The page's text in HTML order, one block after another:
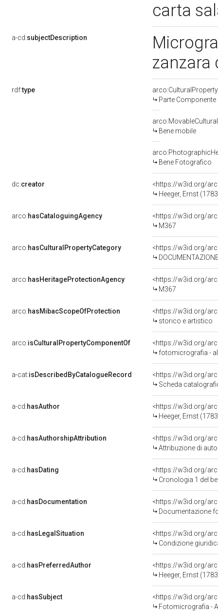
carta
a-cd:subjectDescription
zanzara
rdf:type
Parte Componente
Bene mobile
Bene Fotografico
dc:creator
<https://w3id.org/
Heeger, Ernst
arco:hasCataloguingAgency
<https://w3id.org/
M367
arco:hasCulturalPropertyCategory
arco:hasHeritageProtectionAgency
<https://w3id.org/
M367
arco:hasMibacScopeOfProtection
<https://w3id.org/
storico e artistico
arco:isCulturalPropertyComponentOf
<https://w3id.org/
fotomicrografia -
a-cat:isDescribedByCatalogueRecord
<https://w3id.org/
Scheda
a-cd:hasAuthor
<https://w3id.org/
Heeger, Ernst
a-cd:hasAuthorshipAttribution
<https://w3id.org/
Attribuzione di
a-cd:hasDating
<https://w3id.org/
Cronologia 1 del
a-cd:hasDocumentation
Documentazione
a-cd:hasLegalSituation
<https://w3id.org/
Condizione
a-cd:hasPreferredAuthor
<https://w3id.org/
Heeger, Ernst
a-cd:hasSubject
<https://w3id.org/
Fotomicrografia -